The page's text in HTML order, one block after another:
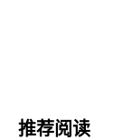
推荐阅读